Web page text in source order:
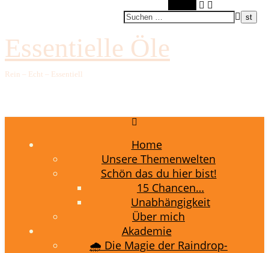
Essentielle Öle
Rein – Echt – Essentiell
Home
Unsere Themenwelten
Schön das du hier bist!
15 Chancen…
Unabhängigkeit
Über mich
Akademie
🌧️ Die Magie der Raindrop-